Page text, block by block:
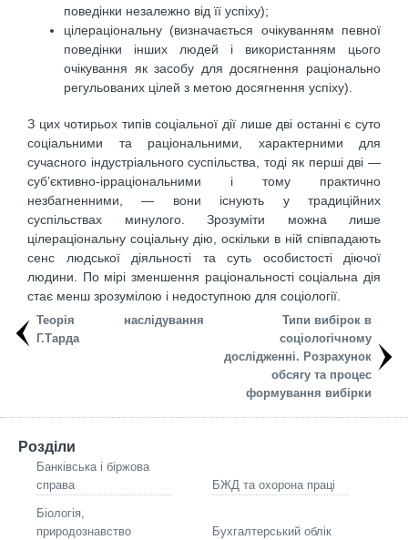
поведінки незалежно від її успіху);
цілераціональну (визначається очікуванням певної
поведінки інших людей і використанням цього
очікування як засобу для досягнення раціонально
регульованих цілей з метою досягнення успіху).
З цих чотирьох типів соціальної дії лише дві останні є суто
соціальними та раціональними, характерними для
сучасного індустріального суспільства, тоді як перші дві —
суб’єктивно-ірраціональними і тому практично
незбагненними, — вони існують у традиційних
суспільствах минулого. Зрозуміти можна лише
цілераціональну соціальну дію, оскільки в ній співпадають
сенс людської діяльності та суть особистості діючої
людини. По мірі зменшення раціональності соціальна дія
стає менш зрозумілою і недоступною для соціології.
Теорія наслідування
Г.Тарда
Типи вибірок в
соціологічному
дослідженні. Розрахунок
обсягу та процес
формування вибірки
Розділи
Банківська і біржова
справа
БЖД та охорона праці
Біологія,
природознавство
Бухгалтерський облік